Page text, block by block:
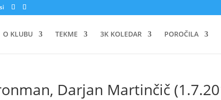
O KLUBU TEKME 3K KOLEDAR POROČILA
Darjan Martinčič